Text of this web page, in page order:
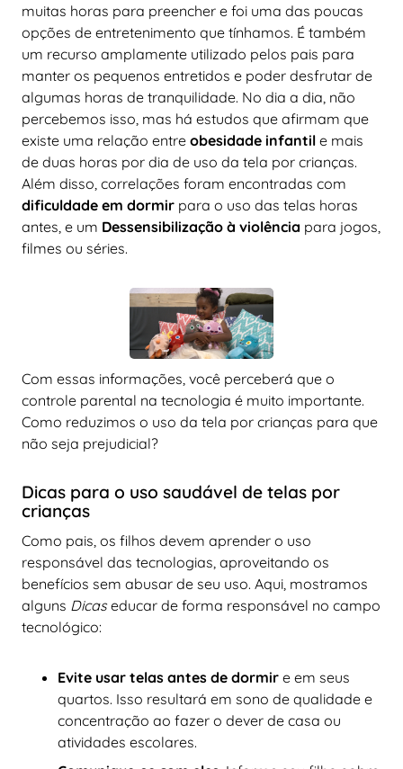
muitas horas para preencher e foi uma das poucas
opções de entretenimento que tínhamos. É também
um recurso amplamente utilizado pelos pais para
manter os pequenos entretidos e poder desfrutar de
algumas horas de tranquilidade. No dia a dia, não
percebemos isso, mas há estudos que afirmam que
existe uma relação entre obesidade infantil e mais
de duas horas por dia de uso da tela por crianças.
Além disso, correlações foram encontradas com
dificuldade em dormir para o uso das telas horas
antes, e um Dessensibilização à violência para jogos,
filmes ou séries.
Com essas informações, você perceberá que o
controle parental na tecnologia é muito importante.
Como reduzimos o uso da tela por crianças para que
não seja prejudicial?
Dicas para o uso saudável de telas por
crianças
Como pais, os filhos devem aprender o uso
responsável das tecnologias, aproveitando os
benefícios sem abusar de seu uso. Aqui, mostramos
alguns Dicaseducar de forma responsável no campo
tecnológico:
Evite usar telas antes de dormir e em seus
quartos. Isso resultará em sono de qualidade e
concentração ao fazer o dever de casa ou
atividades escolares.